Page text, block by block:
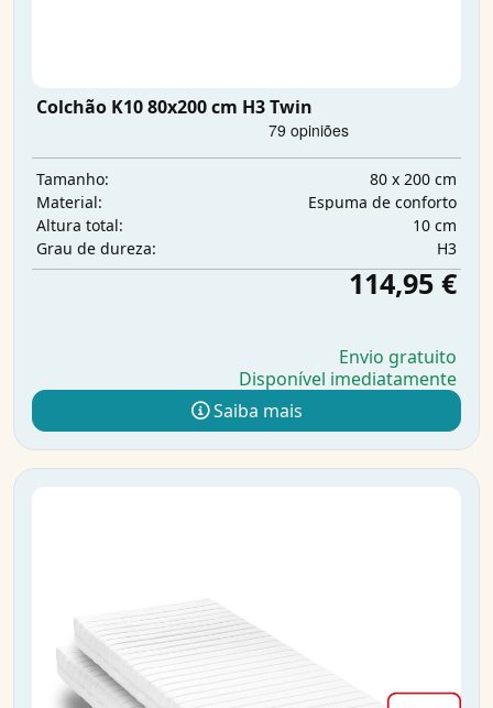
Colchão K10 80x200 cm H3 Twin
Tamanho:
80 x 200 cm
Material:
Espuma de conforto
Altura total:
10 cm
Grau de dureza:
H3
114,95 €
Envio gratuito
Disponível imediatamente
Saiba mais